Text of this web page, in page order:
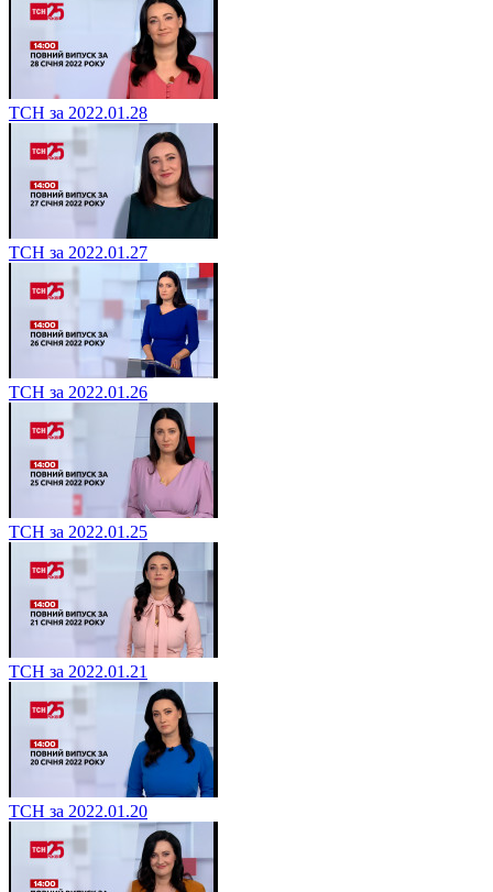
ТСН за 2022.01.28
ТСН за 2022.01.27
ТСН за 2022.01.26
ТСН за 2022.01.25
ТСН за 2022.01.21
ТСН за 2022.01.20